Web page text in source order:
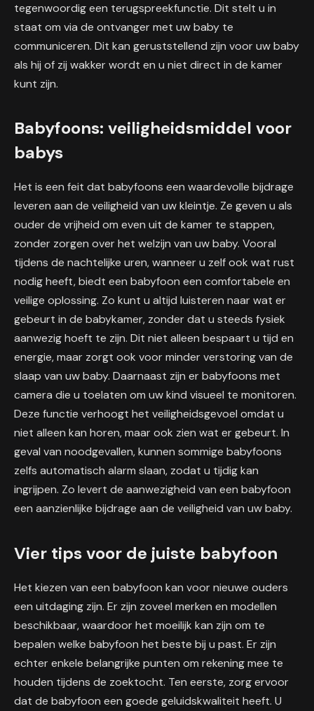
tegenwoordig een terugspreekfunctie. Dit stelt u in
staat om via de ontvanger met uw baby te
communiceren. Dit kan geruststellend zijn voor uw baby
als hij of zij wakker wordt en u niet direct in de kamer
kunt zijn.
Babyfoons: veiligheidsmiddel voor
babys
Het is een feit dat babyfoons een waardevolle bijdrage
leveren aan de veiligheid van uw kleintje. Ze geven u als
ouder de vrijheid om even uit de kamer te stappen,
zonder zorgen over het welzijn van uw baby. Vooral
tijdens de nachtelijke uren, wanneer u zelf ook wat rust
nodig heeft, biedt een babyfoon een comfortabele en
veilige oplossing. Zo kunt u altijd luisteren naar wat er
gebeurt in de babykamer, zonder dat u steeds fysiek
aanwezig hoeft te zijn. Dit niet alleen bespaart u tijd en
energie, maar zorgt ook voor minder verstoring van de
slaap van uw baby. Daarnaast zijn er babyfoons met
camera die u toelaten om uw kind visueel te monitoren.
Deze functie verhoogt het veiligheidsgevoel omdat u
niet alleen kan horen, maar ook zien wat er gebeurt. In
geval van noodgevallen, kunnen sommige babyfoons
zelfs automatisch alarm slaan, zodat u tijdig kan
ingrijpen. Zo levert de aanwezigheid van een babyfoon
een aanzienlijke bijdrage aan de veiligheid van uw baby.
Vier tips voor de juiste babyfoon
Het kiezen van een babyfoon kan voor nieuwe ouders
een uitdaging zijn. Er zijn zoveel merken en modellen
beschikbaar, waardoor het moeilijk kan zijn om te
bepalen welke babyfoon het beste bij u past. Er zijn
echter enkele belangrijke punten om rekening mee te
houden tijdens de zoektocht. Ten eerste, zorg ervoor
dat de babyfoon een goede geluidskwaliteit heeft. U